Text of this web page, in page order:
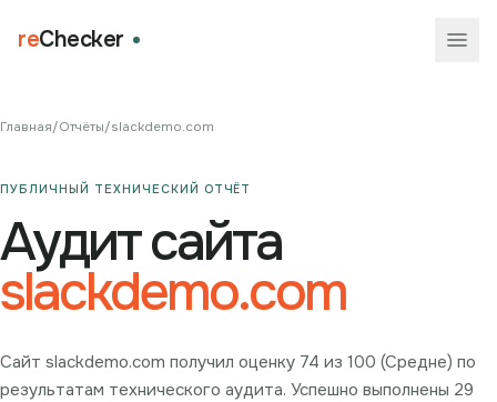
reChecker
Главная/Отчёты/slackdemo.com
ПУБЛИЧНЫЙ ТЕХНИЧЕСКИЙ ОТЧЁТ
Аудит сайта
slackdemo.com
Сайт slackdemo.com получил оценку 74 из 100 (Средне) по
результатам технического аудита. Успешно выполнены 29